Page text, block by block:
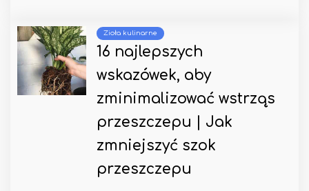
Zioła kulinarne
16 najlepszych
wskazówek, aby
zminimalizować wstrząs
przeszczepu | Jak
zmniejszyć szok
przeszczepu